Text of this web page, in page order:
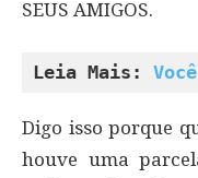
SEUS AMIGOS.
Leia Mais:
Digo isso porque
houve uma